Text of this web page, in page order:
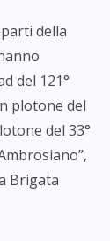
della
del 121°
plotone del
del 33°
Brigata